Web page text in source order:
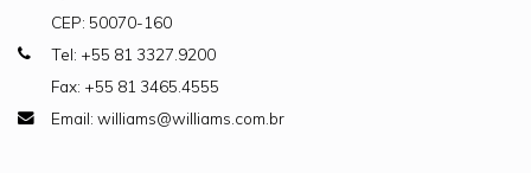
CEP: 50070-160
Tel: +55 81 3327.9200
Fax: +55 81 3465.4555
Email: williams@williams.com.br